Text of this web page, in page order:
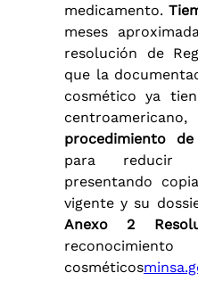
medicamento.
meses
resolución de
que la
cosmético ya
procedimiento
para reducir
presentando
vigente y su
Anexo 2
cosméticos